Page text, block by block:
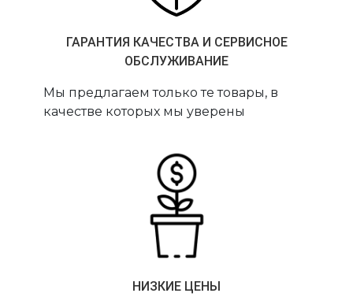
ГАРАНТИЯ КАЧЕСТВА И СЕРВИСНОЕ
ОБСЛУЖИВАНИЕ
Мы предлагаем только те товары, в
качестве которых мы уверены
НИЗКИЕ ЦЕНЫ